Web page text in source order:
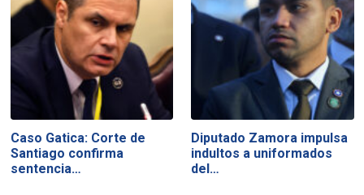
Caso Gatica: Corte de
Santiago confirma
sentencia…
Diputado Zamora impulsa
indultos a uniformados
del…